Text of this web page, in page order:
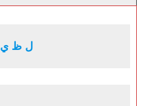
KÖK HARFLER: ل ظ ي